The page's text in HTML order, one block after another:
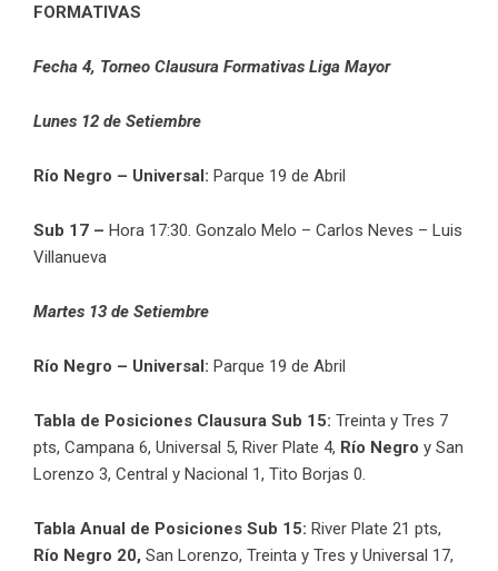
FORMATIVAS
Fecha 4, Torneo Clausura Formativas Liga Mayor
Lunes 12 de Setiembre
Río Negro – Universal: Parque 19 de Abril
Sub 17 – Hora 17:30. Gonzalo Melo – Carlos Neves – Luis
Villanueva
Martes 13 de Setiembre
Río Negro – Universal: Parque 19 de Abril
Tabla de Posiciones Clausura Sub 15: Treinta y Tres 7
pts, Campana 6, Universal 5, River Plate 4, Río Negro y San
Lorenzo 3, Central y Nacional 1, Tito Borjas 0.
Tabla Anual de Posiciones Sub 15: River Plate 21 pts,
Río Negro 20, San Lorenzo, Treinta y Tres y Universal 17,